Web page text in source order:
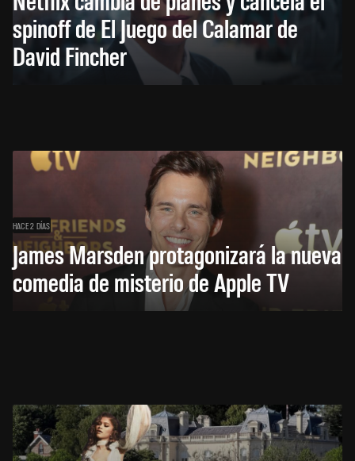
spinoff de El Juego del Calamar de
David Fincher
HACE 2 DÍAS
James Marsden protagonizará la nueva
comedia de misterio de Apple TV